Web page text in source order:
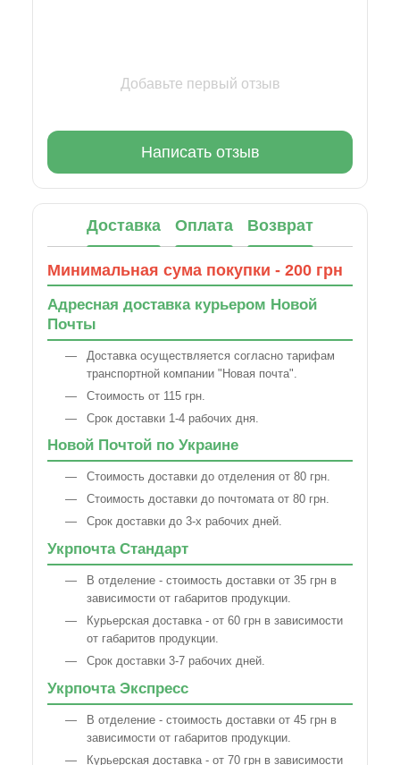
Добавьте первый отзыв
Написать отзыв
Доставка Оплата Возврат
Минимальная сума покупки - 200 грн
Адресная доставка курьером Новой
Почты
Доставка осуществляется согласно тарифам
транспортной компании "Новая почта".
Стоимость от 115 грн.
Срок доставки 1-4 рабочих дня.
Новой Почтой по Украине
Стоимость доставки до отделения от 80 грн.
Стоимость доставки до почтомата от 80 грн.
Срок доставки до 3-х рабочих дней.
Укрпочта Стандарт
В отделение - стоимость доставки от 35 грн в
зависимости от габаритов продукции.
Курьерская доставка - от 60 грн в зависимости
от габаритов продукции.
Срок доставки 3-7 рабочих дней.
Укрпочта Экспресс
В отделение - стоимость доставки от 45 грн в
зависимости от габаритов продукции.
Курьерская доставка - от 70 грн в зависимости